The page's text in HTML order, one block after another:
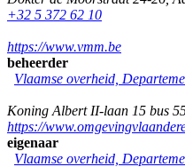
+32 5 372 62 10
https://www.vmm.be
beheerder
Vlaamse overheid,
Koning Albert II-laan 15 bus
https://
eigenaar
Vlaamse overheid,